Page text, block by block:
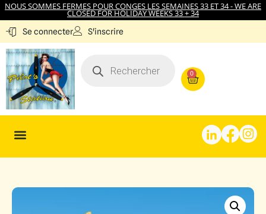
NOUS SOMMES FERMES POUR CONGES LES SEMAINES 33 ET 34 - WE ARE
CLOSED FOR HOLIDAY WEEKS 33 + 34
Se connecter S'inscrire
0